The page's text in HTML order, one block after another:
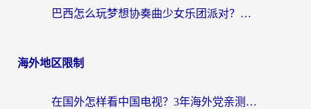
巴西怎么玩梦想协奏曲少女乐团派对？海外党必看的国服游戏加速全攻略（附波兰天涯明月刀实用技巧）
海外地区限制
在国外怎样看中国电视？3年海外党亲测有效的追剧加速器指南